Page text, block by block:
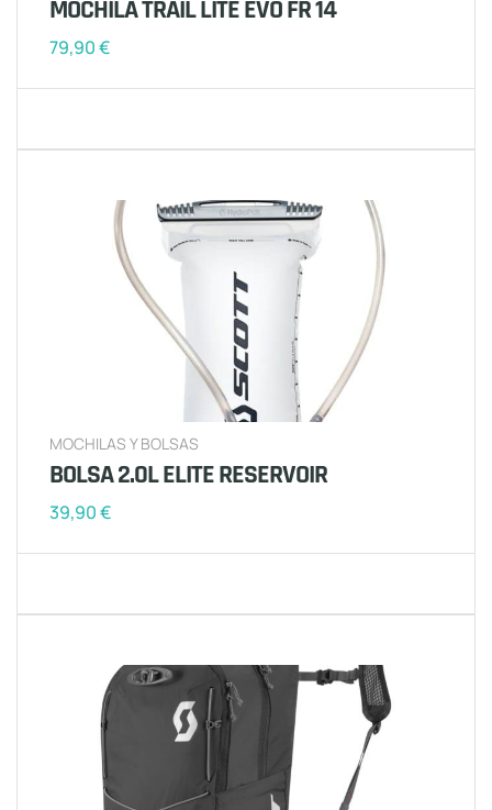
MOCHILA TRAIL LITE EVO FR 14
79,90€
MOCHILAS Y BOLSAS
BOLSA 2.0L ELITE RESERVOIR
39,90€